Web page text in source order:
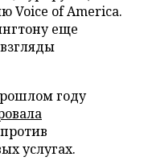
Voice of America.
еще
году
услугах.